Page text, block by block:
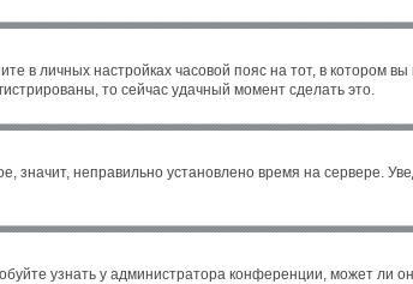
в личных настройках часовой пояс на тот, в котором
то сейчас удачный момент сделать это.
значит, неправильно установлено время на сервере.
узнать у администратора конференции, может ли